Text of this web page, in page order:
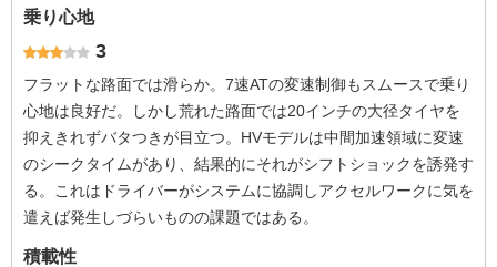
乗り心地
3
フラットな路面では滑らか。7速ATの変速制御もスムースで乗り
心地は良好だ。しかし荒れた路面では20インチの大径タイヤを
抑えきれずバタつきが目立つ。HVモデルは中間加速領域に変速
のシークタイムがあり、結果的にそれがシフトショックを誘発す
る。これはドライバーがシステムに協調しアクセルワークに気を
遣えば発生しづらいものの課題ではある。
積載性